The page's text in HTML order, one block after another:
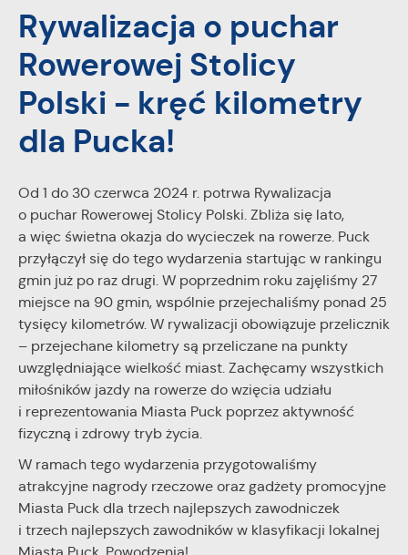
Rywalizacja o puchar
Rowerowej Stolicy
Polski - kręć kilometry
dla Pucka!
Od 1 do 30 czerwca 2024 r. potrwa Rywalizacja
o puchar Rowerowej Stolicy Polski. Zbliża się lato,
a więc świetna okazja do wycieczek na rowerze. Puck
przyłączył się do tego wydarzenia startując w rankingu
gmin już po raz drugi. W poprzednim roku zajęliśmy 27
miejsce na 90 gmin, wspólnie przejechaliśmy ponad 25
tysięcy kilometrów. W rywalizacji obowiązuje przelicznik
– przejechane kilometry są przeliczane na punkty
uwzględniające wielkość miast. Zachęcamy wszystkich
miłośników jazdy na rowerze do wzięcia udziału
i reprezentowania Miasta Puck poprzez aktywność
fizyczną i zdrowy tryb życia.
W ramach tego wydarzenia przygotowaliśmy
atrakcyjne nagrody rzeczowe oraz gadżety promocyjne
Miasta Puck dla trzech najlepszych zawodniczek
i trzech najlepszych zawodników w klasyfikacji lokalnej
zapamiętanie wprowadzonych przez Ciebie ustawień oraz
personalizację określonych funkcjonalności czy
prezentowanych treści.
Dzięki tym plikom cookies możemy zapewnić Ci większy
komfort korzystania z funkcjonalności naszej strony poprzez
dopasowanie jej do Twoich indywidualnych preferencji.
Wyrażenie zgody na funkcjonalne i personalizacyjne pliki
cookies gwarantuje dostępność większej ilości funkcji na
Analityczne
dostosowywać do Twoich potrzeb.
Cookies analityczne pozwalają na uzyskanie informacji w
zakresie wykorzystywania witryny internetowej, miejsca oraz
częstotliwości, z jaką odwiedzane są nasze serwisy www.
Dane pozwalają nam na ocenę naszych serwisów
internetowych pod względem ich popularności wśród
użytkowników. Zgromadzone informacje są przetwarzane w
formie zanonimizowanej. Wyrażenie zgody na analityczne pliki
cookies gwarantuje dostępność wszystkich funkcjonalności.
Więcej
Reklamowe
Dzięki reklamowym plikom cookies prezentujemy Ci
najciekawsze informacje i aktualności na stronach naszych
partnerów.
Promocyjne pliki cookies służą do prezentowania Ci naszych
komunikatów na podstawie analizy Twoich upodobań oraz
Twoich zwyczajów dotyczących przeglądanej witryny
internetowej. Treści promocyjne mogą pojawić się na
stronach podmiotów trzecich lub firm będących naszymi
partnerami oraz innych dostawców usług. Firmy te działają w
charakterze pośredników prezentujących nasze treści w
postaci wiadomości, ofert, komunikatów mediów
społecznościowych.
Więcej